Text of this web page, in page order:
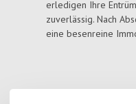
erledigen Ihre
zuverlässig. Nach
eine besenreine